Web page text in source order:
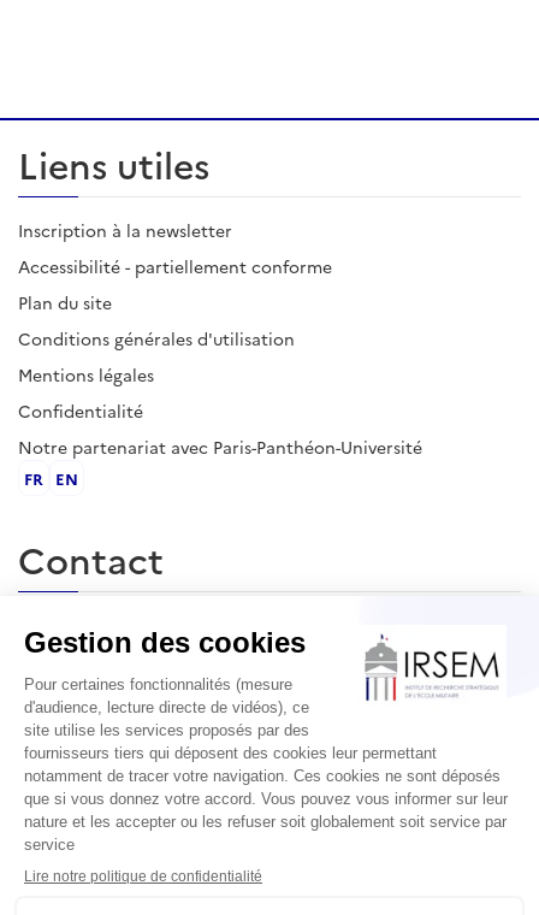
Liens utiles
Inscription à la newsletter
Accessibilité - partiellement conforme
Plan du site
Conditions générales d'utilisation
Mentions légales
Confidentialité
Notre partenariat avec Paris-Panthéon-Université
FR EN
Contact
L'IRSEM
L’Institut de Recherche Stratégique de l’École Militaire, principal
centre d’études sur la guerre dans le monde francophone, est
partenaire du nouvel établissement public Université Paris-
Panthéon-Assas.